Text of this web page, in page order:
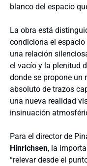
blanco del espacio
La obra está
condiciona el
una relación
el vacío y la plenitud
donde se propone un
absoluto de trazos
una nueva realidad
insinuación
Para el director de
Hinrichsen, la
“relevar desde el